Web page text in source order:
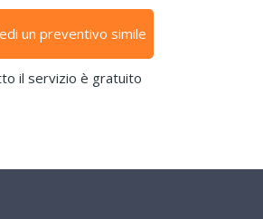
un preventivo simile
il servizio è gratuito